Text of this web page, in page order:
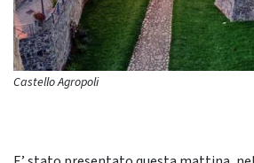
Castello Agropoli